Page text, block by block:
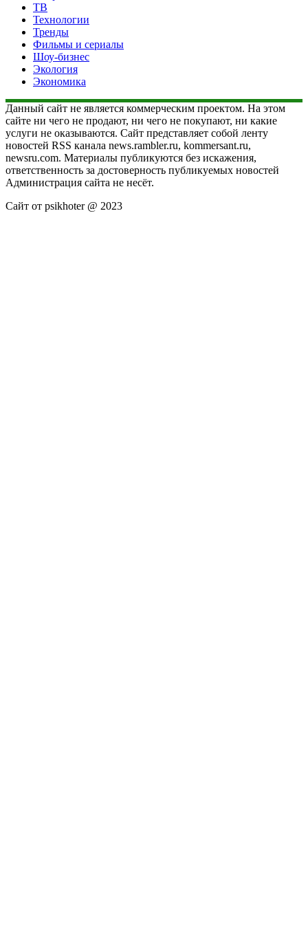
ТВ
Технологии
Тренды
Фильмы и сериалы
Шоу-бизнес
Экология
Экономика
Данный сайт не является коммерческим проектом. На этом
сайте ни чего не продают, ни чего не покупают, ни какие
услуги не оказываются. Сайт представляет собой ленту
новостей RSS канала news.rambler.ru, kommersant.ru,
newsru.com. Материалы публикуются без искажения,
ответственность за достоверность публикуемых новостей
Администрация сайта не несёт.
Сайт от psikhoter @ 2023